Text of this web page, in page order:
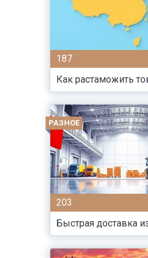
187
Как растаможить
РАЗНОЕ
203
Быстрая доставка